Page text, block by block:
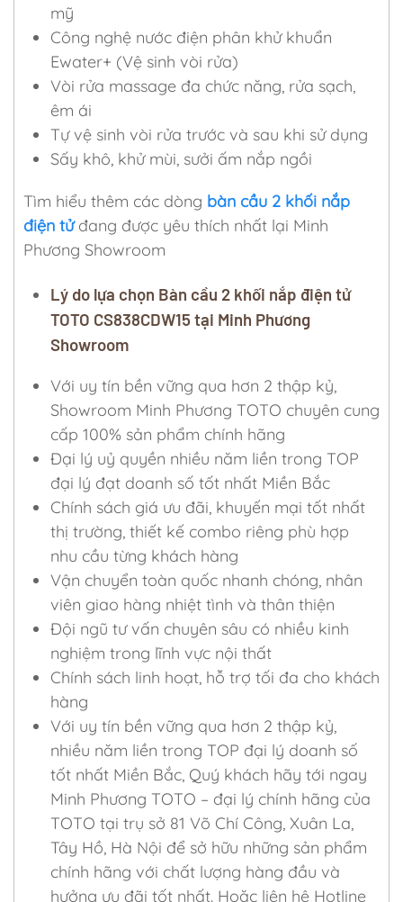
mỹ
Công nghệ nước điện phân khử khuẩn
Ewater+ (Vệ sinh vòi rửa)
Vòi rửa massage đa chức năng, rửa sạch,
êm ái
Tự vệ sinh vòi rửa trước và sau khi sử dụng
Sấy khô, khử mùi, sưởi ấm nắp ngồi
Tìm hiểu thêm các dòng bàn cầu 2 khối nắp
điện tử đang được yêu thích nhất lại Minh
Phương Showroom
Lý do lựa chọn Bàn cầu 2 khối nắp điện tử
TOTO CS838CDW15 tại Minh Phương
Showroom
Với uy tín bền vững qua hơn 2 thập kỷ,
Showroom Minh Phương TOTO chuyên cung
cấp 100% sản phẩm chính hãng
Đại lý uỷ quyền nhiều năm liền trong TOP
đại lý đạt doanh số tốt nhất Miền Bắc
Chính sách giá ưu đãi, khuyến mại tốt nhất
thị trường, thiết kế combo riêng phù hợp
nhu cầu từng khách hàng
Vận chuyển toàn quốc nhanh chóng, nhân
viên giao hàng nhiệt tình và thân thiện
Đội ngũ tư vấn chuyên sâu có nhiều kinh
nghiệm trong lĩnh vực nội thất
Chính sách linh hoạt, hỗ trợ tối đa cho khách
hàng
Với uy tín bền vững qua hơn 2 thập kỷ,
nhiều năm liền trong TOP đại lý doanh số
tốt nhất Miền Bắc, Quý khách hãy tới ngay
Minh Phương TOTO – đại lý chính hãng của
TOTO tại trụ sở 81 Võ Chí Công, Xuân La,
Tây Hồ, Hà Nội để sở hữu những sản phẩm
chính hãng với chất lượng hàng đầu và
hưởng ưu đãi tốt nhất. Hoặc liên hệ Hotline